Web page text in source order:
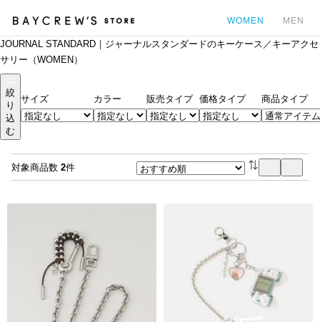
WOMEN MEN
JOURNAL STANDARD｜ジャーナルスタンダードのキーケース／キーアクセ
サリー（WOMEN）
絞
り
込
む
サイズ カラー 販売タイプ 価格タイプ 商品タイプ
対象商品数 2件